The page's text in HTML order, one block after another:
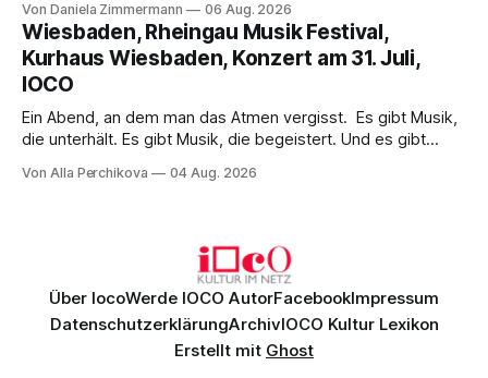
psychologische Tiefe mit starken Bildern, getragen von
einem spielfreudigen Ensemble und einer musikalisch
überzeugenden Gesamtleistung.
Von Daniela Zimmermann 06 Aug. 2026
Wiesbaden, Rheingau Musik Festival,
Kurhaus Wiesbaden, Konzert am 31. Juli,
IOCO
Ein Abend, an dem man das Atmen vergisst. Es gibt Musik,
die unterhält. Es gibt Musik, die begeistert. Und es gibt
Genau so war der Abend im Kurhaus Wiesbaden, an dem
Von Alla Perchikova 04 Aug. 2026
Über IocoWerde IOCO AutorFacebookImpressum
DatenschutzerklärungArchivIOCO Kultur Lexikon
Erstellt mit Ghost